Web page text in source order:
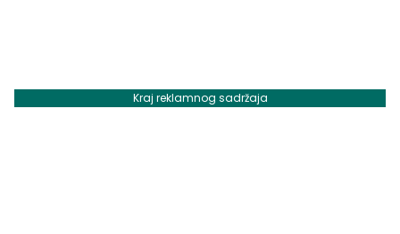
Kraj reklamnog sadržaja